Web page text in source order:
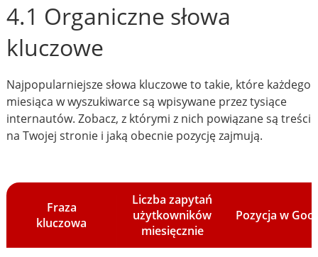
4.1 Organiczne słowa
kluczowe
Najpopularniejsze słowa kluczowe to takie, które każdego
miesiąca w wyszukiwarce są wpisywane przez tysiące
internautów. Zobacz, z którymi z nich powiązane są treści
na Twojej stronie i jaką obecnie pozycję zajmują.
Fraza
kluczowa
Liczba zapytań
użytkowników
miesięcznie
Pozycja w